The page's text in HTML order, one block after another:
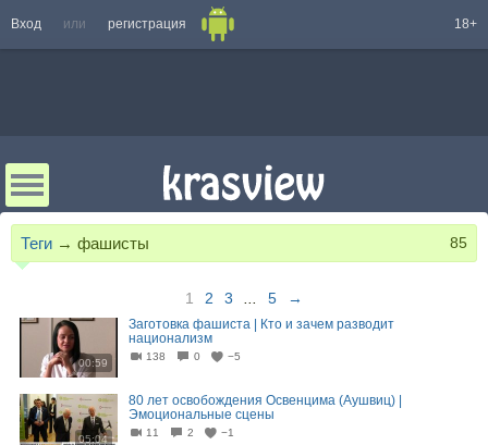
Вход или регистрация 18+
Теги → фашисты 85
1 2 3 5 →
00:59
Заготовка фашиста | Кто и зачем разводит
национализм
138 0 −5
05:04
80 лет освобождения Освенцима (Аушвиц) |
Эмоциональные сцены
11 2 −1